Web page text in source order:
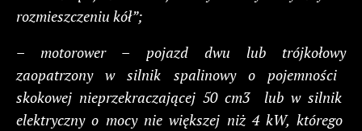
rozmieszczeniu kół”;
– motorower– pojazddwu lubtrójkołowy
zaopatrzonywsilnik spalinowyopojemności
skokowej nieprzekraczającej 50cm3lub wsilnik
elektrycznyo mocynie większej niż4kW, którego